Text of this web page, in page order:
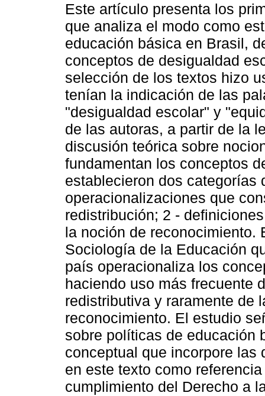
Este artículo presenta los
que analiza el modo como
educación básica en Brasil,
conceptos de desigualdad
selección de los textos hizo
tenían la indicación de las
"desigualdad escolar" y
de las autoras, a partir de la
discusión teórica sobre
fundamentan los conceptos
establecieron dos categorías
operacionalizaciones que
redistribución; 2 -
la noción de reconocimiento.
Sociología de la Educación
país operacionaliza los
haciendo uso más frecuente
redistributiva y raramente de
reconocimiento. El estudio
sobre políticas de educación
conceptual que incorpore las
en este texto como
cumplimiento del Derecho a